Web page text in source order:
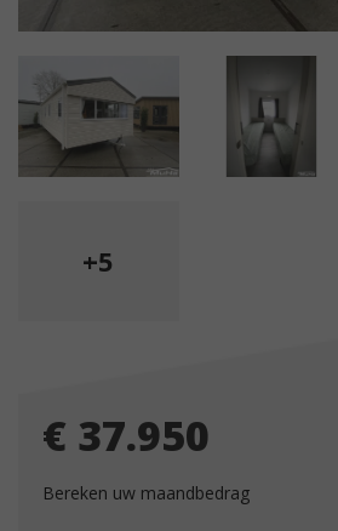
+5
€ 37.950
Bereken uw maandbedrag